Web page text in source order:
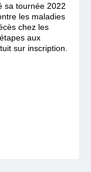
sa tournée 2022
les maladies
chez les
aux
sur inscription.